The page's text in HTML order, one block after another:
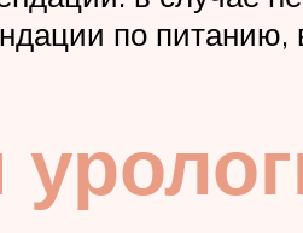
по